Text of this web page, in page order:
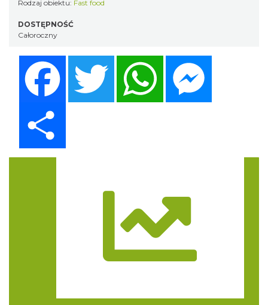
Rodzaj obiektu: Fast food
DOSTĘPNOŚĆ
Całoroczny
Twitter WhatsApp